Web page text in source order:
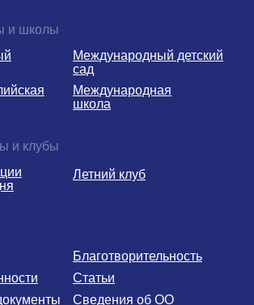
Сведения об ОО
Благотворительность
Статьи
Международная
школа
Международный детский
сад
и школы
Летний клуб
и клубы